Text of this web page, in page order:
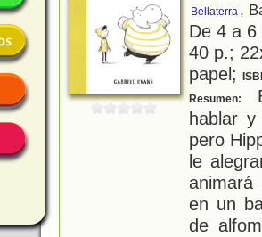
Bellaterra ,
De 4 a
40 p.;
papel;
Resumen:
hablar
pero
le
animará
en un
de